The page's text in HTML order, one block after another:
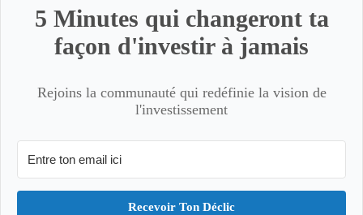
5 Minutes qui changeront ta
façon d'investir à jamais
Rejoins la communauté qui redéfinie la vision de
l'investissement
Recevoir Ton Déclic